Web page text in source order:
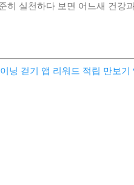
히 실천하다 보면 어느새 건강
닝 걷기 앱 리워드 적립 만보기